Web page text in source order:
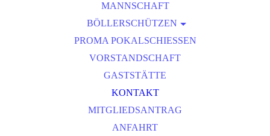
SCHÜTZENKÖNIGE
VEREINSMEISTER
MANNSCHAFT
BÖLLERSCHÜTZEN
OKTOBERFEST & BÖLLERSCHIESSEN
BILDER HUBERTUSMESSE
VIDEO NEUJAHRSBÖLLERN
BILDER BÖLLER
PROMA POKALSCHIESSEN
VORSTANDSCHAFT
GASTSTÄTTE
KONTAKT
MITGLIEDSANTRAG
ANFAHRT